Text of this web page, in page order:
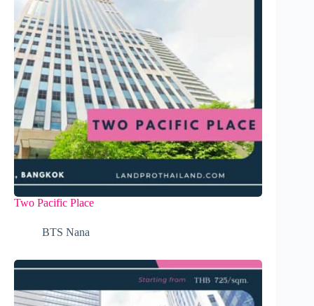
Two Pacific Place
BTS Nana